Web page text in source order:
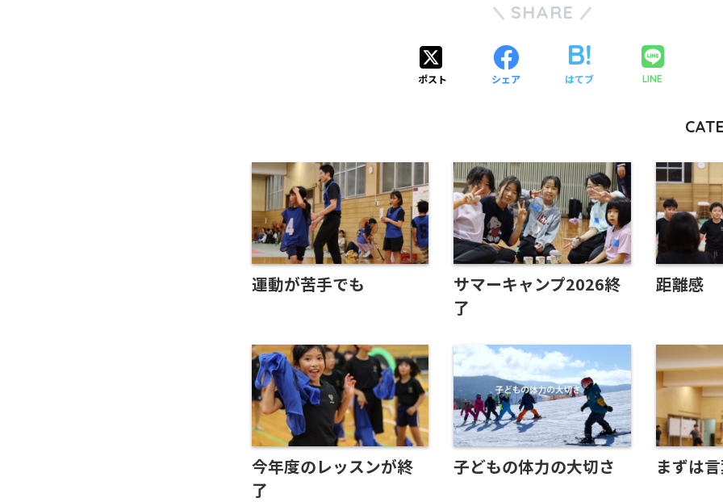
SHARE
ポスト シェア はてブ LINE
運動が苦手でも
サマーキャンプ2026終
了
距離感
今年度のレッスンが終
了
子どもの体力の大切さ まずは